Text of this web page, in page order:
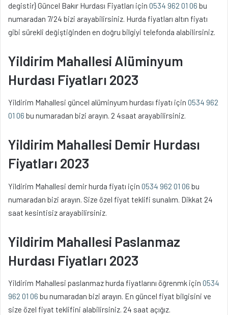
degistir} Güncel Bakır Hurdası Fiyatları için 0534 962 01 06 bu
numaradan 7/24 bizi arayabilirsiniz. Hurda fiyatları altın fiyatı
gibi sürekli değiştiğinden en doğru bilgiyi telefonda alabilirsiniz.
Yildirim Mahallesi Alüminyum
Hurdası Fiyatları 2023
Yildirim Mahallesi güncel alüminyum hurdası fiyatı için 0534 962
01 06 bu numaradan bizi arayın. 2 4saat arayabilirsiniz.
Yildirim Mahallesi Demir Hurdası
Fiyatları 2023
Yildirim Mahallesi demir hurda fiyatı için 0534 962 01 06 bu
numaradan bizi arayın. Size özel fiyat teklifi sunalım. Dikkat 24
saat kesintisiz arayabilirsiniz.
Yildirim Mahallesi Paslanmaz
Hurdası Fiyatları 2023
Yildirim Mahallesi paslanmaz hurda fiyatlarını öğrenmk için 0534
962 01 06 bu numaradan bizi arayın. En güncel fiyat bilgisini ve
size özel fiyat teklifini alabilirsiniz. 24 saat açığız.